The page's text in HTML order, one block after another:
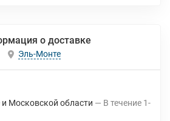
о доставке
Эль-Монте
Московской области В течение 1-